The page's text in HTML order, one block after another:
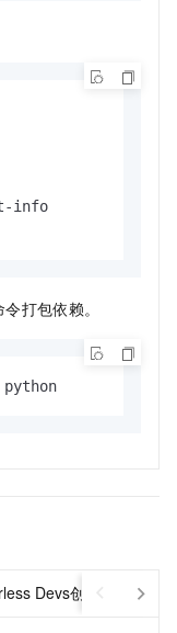
info
打包依赖。
Devs创建自定义层